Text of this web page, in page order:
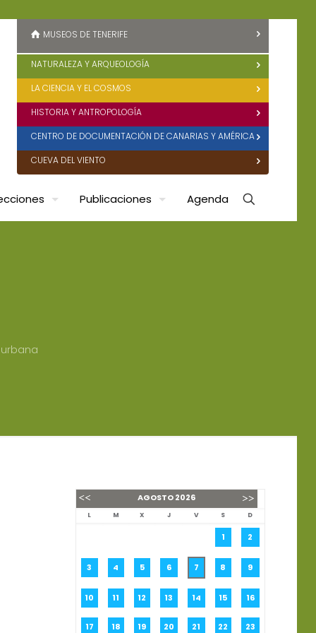
Publicaciones Agenda
MUSEOS DE TENERIFE
NATURALEZA Y ARQUEOLOGÍA
LA CIENCIA Y EL COSMOS
HISTORIA Y ANTROPOLOGÍA
CENTRO DE DOCUMENTACIÓN DE CANARIAS Y AMÉRICA
CUEVA DEL VIENTO
AGOSTO2026
L M X J V S D
1 2
3 4 5 6 7 8 9
10 11 12 13 14 15 16
17 18 19 20 21 22 23